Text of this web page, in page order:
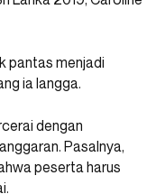
pantas menjadi
ia langga.
dengan
Pasalnya,
peserta harus